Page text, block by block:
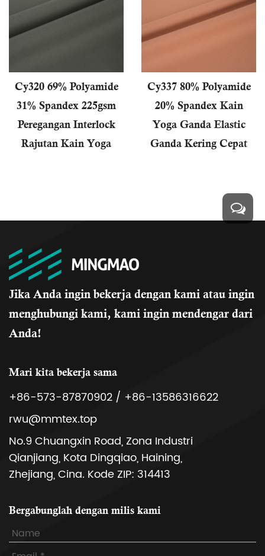
Cy320 69% Polyamide
31% Spandex 225gsm
Peregangan Interlock
Rajutan Kain Yoga
Cy337 80% Polyamide
20% Spandex Kain
Yoga Ganda Elastic
Ganda Kering Cepat
Jika Anda ingin bekerja dengan kami atau ingin
menghubungi kami, kami ingin mendengar dari
Anda!
Mari kita bekerja sama
+86-573-87870902 / +86-13586316622
rwu@mmtex.top
No.9 Chuangxin Road, Zona Industri
Qianjiang, Kota Dingqiao, Haining,
Zhejiang, Cina. Kode ZIP: 314413
Bergabunglah dengan milis kami